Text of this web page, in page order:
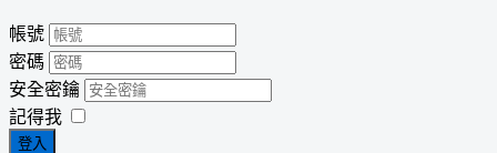
帳號
密碼
安全密鑰
記得我
登入